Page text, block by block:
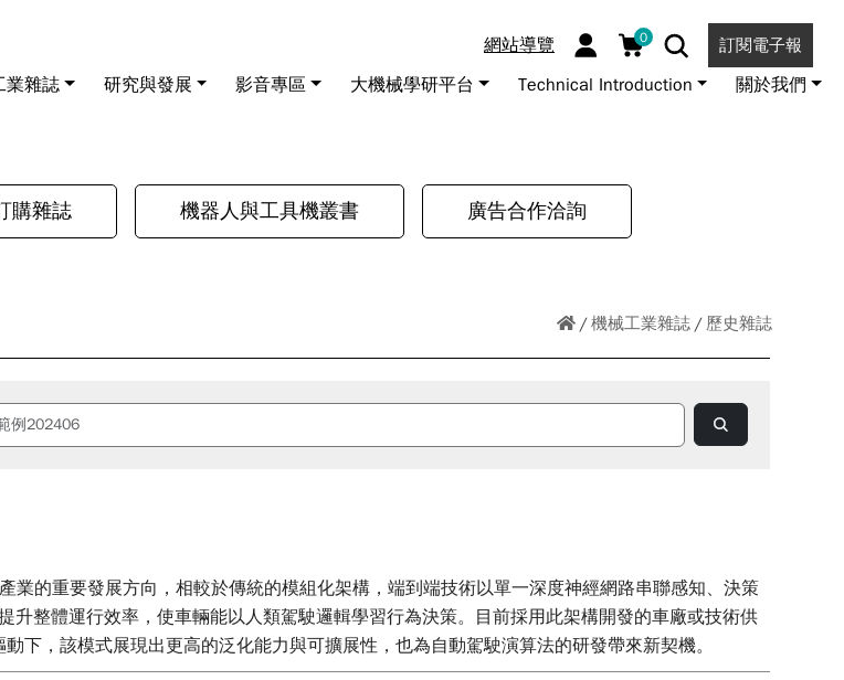
網站導覽 0 訂閱電子報
業雜誌 研究與發展 影音專區 大機械學研平台 Technical Introduction 關於我們
購雜誌 機器人與工具機叢書 廣告合作洽詢
機械工業雜誌 歷史雜誌
業的重要發展方向，相較於傳統的模組化架構，端到端技術以單一深度神經網路串聯感知、決策
整體運行效率，使車輛能以人類駕駛邏輯學習行為決策。目前採用此架構開發的車廠或技術供
下，該模式展現出更高的泛化能力與可擴展性，也為自動駕駛演算法的研發帶來新契機。